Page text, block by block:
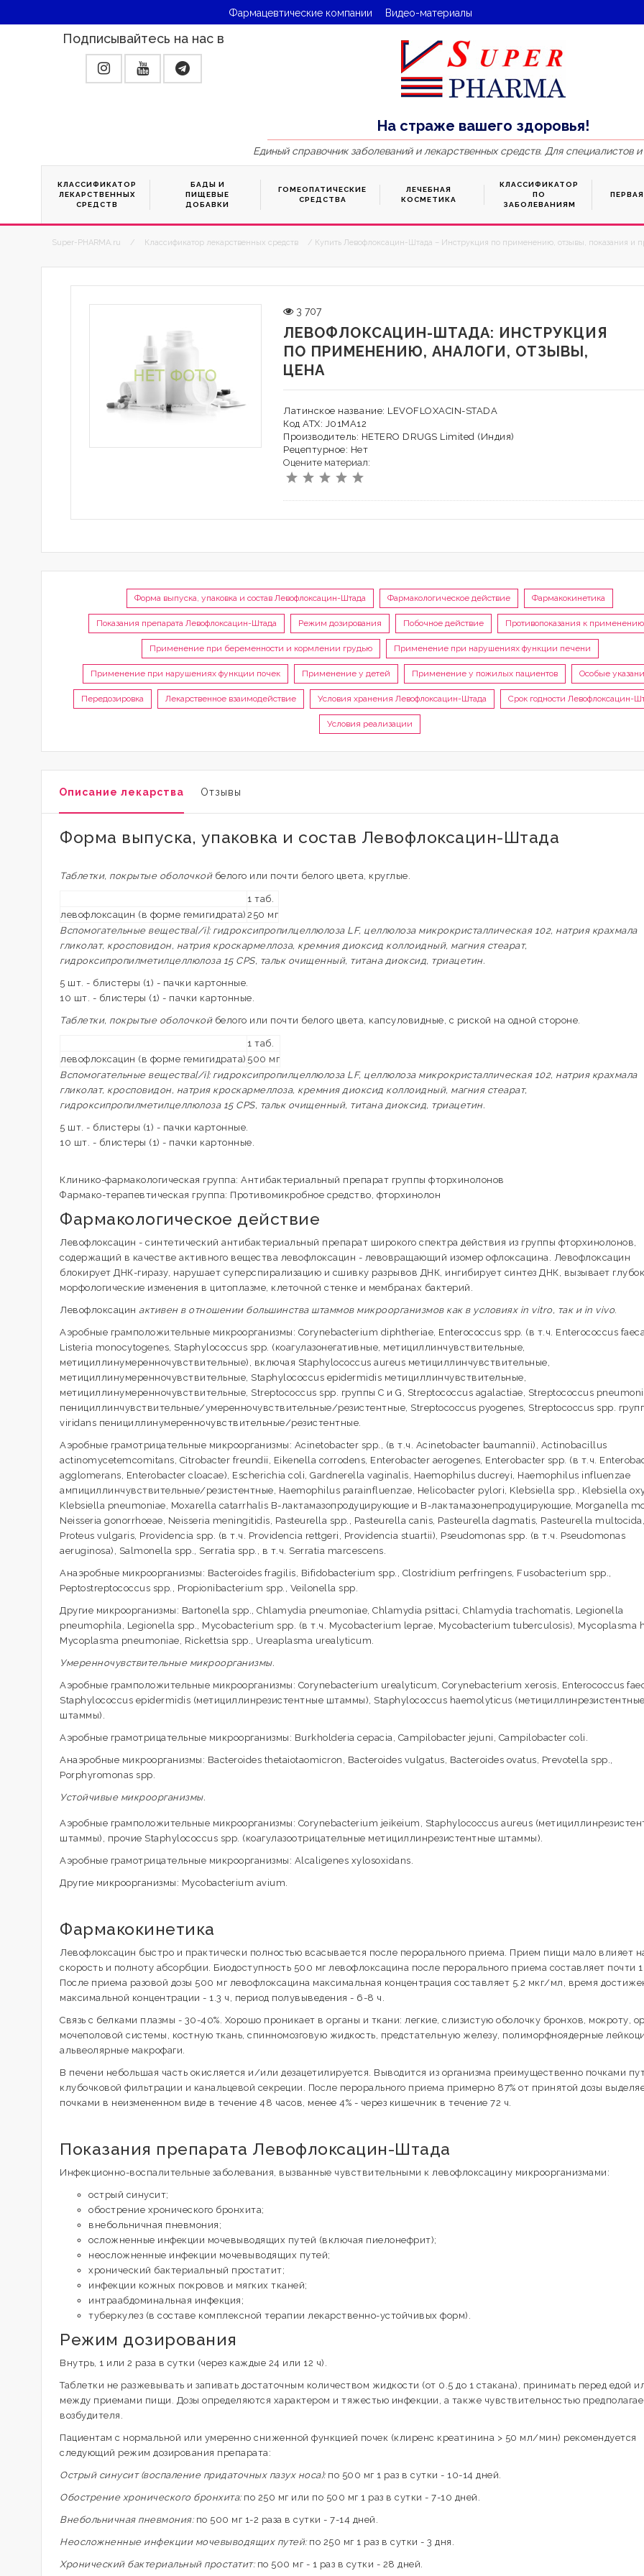
Фармацевтические компании Видео-материалы
Подписывайтесь на нас в
На страже вашего здоровья!
Единый справочник заболеваний и лекарственных средств. Для специалистов
КЛАССИФИКАТОР
ЛЕКАРСТВЕННЫХ
СРЕДСТВ
БАДЫ И
ПИЩЕВЫЕ
ДОБАВКИ
ГОМЕОПАТИЧЕСКИЕ
СРЕДСТВА
ЛЕЧЕБНАЯ
КОСМЕТИКА
КЛАССИФИКАТОР
ПО
ЗАБОЛЕВАНИЯМ
Super-PHARMA.ru / Классификатор лекарственных средств / Купить Левофлоксацин-Штада – Инструкция по применению, отзывы, показания и
3 707
ЛЕВОФЛОКСАЦИН-ШТАДА: ИНСТРУКЦИЯ
ПО ПРИМЕНЕНИЮ, АНАЛОГИ, ОТЗЫВЫ,
ЦЕНА
Латинское название: LEVOFLOXACIN-STADA
Код АТХ: J01MA12
Производитель: HETERO DRUGS Limited (Индия)
Рецептурное: Нет
Оцените материал:
Форма выпуска, упаковка и состав Левофлоксацин-Штада Фармакологическое действие Фармакокинетика
Показания препарата Левофлоксацин-Штада Режим дозирования Побочное действие Противопоказания к применению
Применение при беременности и кормлении грудью Применение при нарушениях функции печени
Применение при нарушениях функции почек Применение у детей Применение у пожилых пациентов Особые
Передозировка Лекарственное взаимодействие Условия хранения Левофлоксацин-Штада Срок годности Левофлоксацин-
Условия реализации
Описание лекарства Отзывы
Форма выпуска, упаковка и состав Левофлоксацин-Штада
Таблетки, покрытые оболочкойбелого или почти белого цвета, круглые.
1 таб.
левофлоксацин (в форме гемигидрата) 250 мг
Вспомогательные вещества[/i]: гидроксипропилцеллюлоза LF, целлюлоза микрокристаллическая 102, натрия крахмала
гликолат, кросповидон, натрия кроскармеллоза, кремния диоксид коллоидный, магния стеарат,
гидроксипропилметилцеллюлоза 15 CPS, тальк очищенный, титана диоксид, триацетин.
5 шт. - блистеры (1) - пачки картонные.
10 шт. - блистеры (1) - пачки картонные.
Таблетки, покрытые оболочкойбелого или почти белого цвета, капсуловидные, с риской на одной стороне.
1 таб.
левофлоксацин (в форме гемигидрата) 500 мг
Вспомогательные вещества[/i]: гидроксипропилцеллюлоза LF, целлюлоза микрокристаллическая 102, натрия крахмала
гликолат, кросповидон, натрия кроскармеллоза, кремния диоксид коллоидный, магния стеарат,
гидроксипропилметилцеллюлоза 15 CPS, тальк очищенный, титана диоксид, триацетин.
5 шт. - блистеры (1) - пачки картонные.
10 шт. - блистеры (1) - пачки картонные.
Клинико-фармакологическая группа: Антибактериальный препарат группы фторхинолонов
Фармако-терапевтическая группа: Противомикробное средство, фторхинолон
Фармакологическое действие
Левофлоксацин - синтетический антибактериальный препарат широкого спектра действия из группы фторхинолонов,
содержащий в качестве активного вещества левофлоксацин - левовращающий изомер офлоксацина. Левофлоксацин
блокирует ДНК-гиразу, нарушает суперспирализацию и сшивку разрывов ДНК, ингибирует синтез ДНК, вызывает
морфологические изменения в цитоплазме, клеточной стенке и мембранах бактерий.
Левофлоксацин активен в отношении большинства штаммов микроорганизмов как в условиях in vitro, так и in vivo.
Аэробные грамположительные микроорганизмы: Corynebacterium diphtheriae, Enterococcus spp. (в т.ч. Enterococcus
Listeria monocytogenes, Staphylococcus spp. (коагулазонегативные, метициллинчувствительные,
метициллинумеренночувствительные), включая Staphylococcus aureus метициллинчувствительные,
метициллинумеренночувствительные, Staphylococcus epidermidis метициллинчувствительные,
метициллинумеренночувствительные, Streptococcus spp. группы С и G, Streptococcus agalactiae, Streptococcus
пенициллинчувствительные/умеренночувствительные/резистентные, Streptococcus pyogenes, Streptococcus spp.
viridans пенициллинумеренночувствительные/резистентные.
Аэробные грамотрицательные микроорганизмы: Acinetobacter spp., (в т.ч. Acinetobacter baumannii), Actinobacillus
actinomycetemcomitans, Citrobacter freundii, Eikenella corrodens, Enterobacter aerogenes, Enterobacter spp. (в т.ч.
agglomerans, Enterobacter cloacae), Escherichia coli, Gardnerella vaginalis, Haemophilus ducreyi, Haemophilus influenzae
ампициллинчувствительные/резистентные, Haemophilus parainfluenzae, Helicobacter pylori, Klebsiella spp., Klebsiella
Klebsiella pneumoniae, Moxarella catarrhalis В-лактамазопродуцирующие и В-лактамазонепродуцирующие, Morganella
Neisseria gonorrhoeae, Neisseria meningitidis, Pasteurella spp., Pasteurella canis, Pasteurella dagmatis, Pasteurella multocida,
Proteus vulgaris, Providencia spp. (в т.ч. Providencia rettgeri, Providencia stuartii), Pseudomonas spp. (в т.ч. Pseudomonas
aeruginosa), Salmonella spp., Serratia spp., в т.ч. Serratia marcescens.
Анаэробные микроорганизмы: Bacteroides fragilis, Bifidobacterium spp., Clostridium perfringens, Fusobacterium spp.,
Peptostreptococcus spp., Propionibacterium spp., Veilonella spp.
Другие микроорганизмы: Bartonella spp., Chlamydia pneumoniae, Chlamydia psittaci, Chlamydia trachomatis, Legionella
pneumophila, Legionella spp., Mycobacterium spp. (в т.ч. Mycobacterium leprae, Mycobacterium tuberculosis), Mycoplasma
Mycoplasma pneumoniae, Rickettsia spp., Ureaplasma urealyticum.
Умеренночувствительные микроорганизмы.
Аэробные грамположительные микроорганизмы: Corynebacterium urealyticum, Corynebacterium xerosis, Enterococcus
Staphylococcus epidermidis (метициллинрезистентные штаммы), Staphylococcus haemolyticus
штаммы).
Аэробные грамотрицательные микроорганизмы: Burkholderia cepacia, Campilobacter jejuni, Campilobacter coli.
Анаэробные микроорганизмы: Bacteroides thetaiotaomicron, Bacteroides vulgatus, Bacteroides ovatus, Prevotella spp.,
Porphyromonas spp.
Устойчивые микроорганизмы.
Аэробные грамположительные микроорганизмы: Corynebacterium jeikeium, Staphylococcus aureus
штаммы), прочие Staphylococcus spp. (коагулазоотрицательные метициллинрезистентные штаммы).
Аэробные грамотрицательные микроорганизмы: Alcaligenes xylosoxidans.
Другие микроорганизмы: Mycobacterium avium.
Фармакокинетика
Левофлоксацин быстро и практически полностью всасывается после перорального приема. Прием пищи мало влияет
скорость и полноту абсорбции. Биодоступность 500 мг левофлоксацина после перорального приема составляет почти
После приема разовой дозы 500 мг левофлоксацина максимальная концентрация составляет 5.2 мкг/мл, время
максимальной концентрации - 1.3 ч, период полувыведения - 6-8 ч.
Связь с белками плазмы - 30-40%. Хорошо проникает в органы и ткани: легкие, слизистую оболочку бронхов, мокроту,
мочеполовой системы, костную ткань, спинномозговую жидкость, предстательную железу, полиморфноядерные
альвеолярные макрофаги.
В печени небольшая часть окисляется и/или дезацетилируется. Выводится из организма преимущественно почками
клубочковой фильтрации и канальцевой секреции. После перорального приема примерно 87% от принятой дозы
почками в неизмененном виде в течение 48 часов, менее 4% - через кишечник в течение 72 ч.
Показания препарата Левофлоксацин-Штада
Инфекционно-воспалительные заболевания, вызванные чувствительными к левофлоксацину микроорганизмами:
острый синусит;
обострение хронического бронхита;
внебольничная пневмония;
осложненные инфекции мочевыводящих путей (включая пиелонефрит);
неосложненные инфекции мочевыводящих путей;
хронический бактериальный простатит;
инфекции кожных покровов и мягких тканей;
интраабдоминальная инфекция;
туберкулез (в составе комплексной терапии лекарственно-устойчивых форм).
Режим дозирования
Внутрь, 1 или 2 раза в сутки (через каждые 24 или 12 ч).
Таблетки не разжевывать и запивать достаточным количеством жидкости (от 0.5 до 1 стакана), принимать перед едой
между приемами пищи. Дозы определяются характером и тяжестью инфекции, а также чувствительностью
возбудителя.
Пациентам с нормальной или умеренно сниженной функцией почек (клиренс креатинина > 50 мл/мин) рекомендуется
следующий режим дозирования препарата:
Острый синусит (воспаление придаточных пазух носа):по 500 мг 1 раз в сутки - 10-14 дней.
Обострение хронического бронхита:по 250 мг или по 500 мг 1 раз в сутки - 7-10 дней.
Внебольничная пневмония:по 500 мг 1-2 раза в сутки - 7-14 дней.
Неосложненные инфекции мочевыводящих путей:по 250 мг 1 раз в сутки - 3 дня.
Хронический бактериальный простатит:по 500 мг - 1 раз в сутки - 28 дней.